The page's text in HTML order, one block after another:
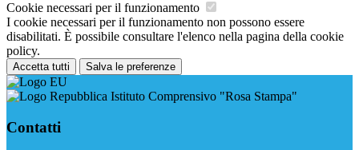
Cookie necessari per il funzionamento
I cookie necessari per il funzionamento non possono essere
disabilitati. È possibile consultare l'elenco nella pagina della cookie
policy.
Accetta tutti Salva le preferenze
Istituto Comprensivo "Rosa Stampa"
Contatti